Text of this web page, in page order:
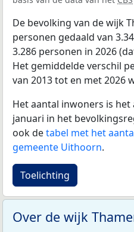
De bevolking van de wijk
personen gedaald van
3.286 personen in 2026
Het gemiddelde verschil
van 2013 tot en met 2026
Het aantal inwoners is het
januari in het
ook detabel met het
gemeente Uithoorn.
Toelichting
Over de wijk